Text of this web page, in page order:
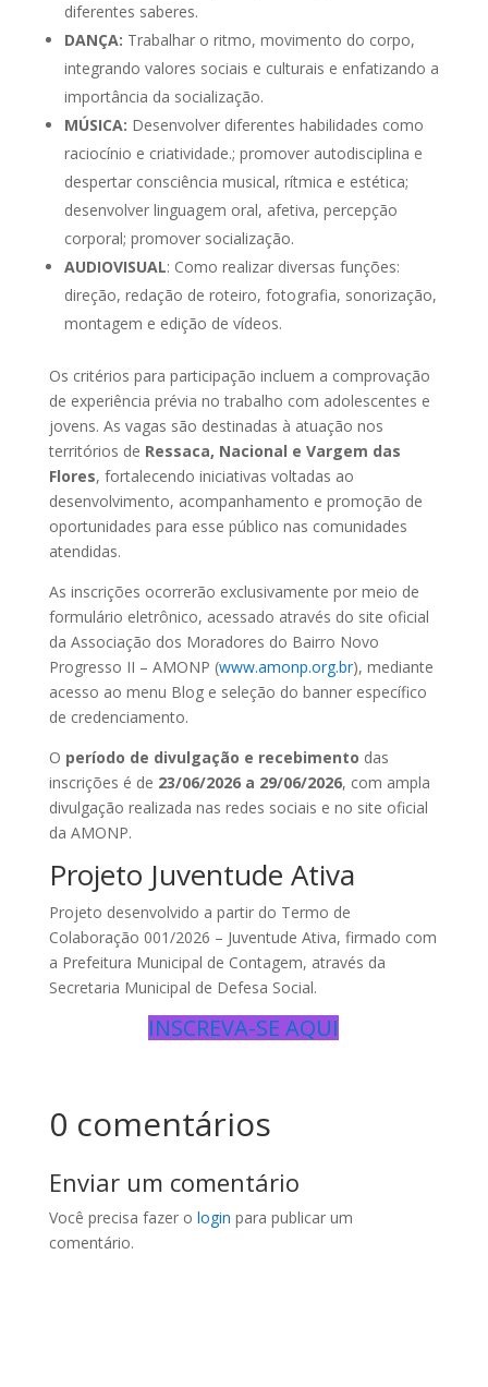
diferentes saberes.
DANÇA: Trabalhar o ritmo, movimento do corpo,
integrando valores sociais e culturais e enfatizando a
importância da socialização.
MÚSICA: Desenvolver diferentes habilidades como
raciocínio e criatividade.; promover autodisciplina e
despertar consciência musical, rítmica e estética;
desenvolver linguagem oral, afetiva, percepção
corporal; promover socialização.
AUDIOVISUAL: Como realizar diversas funções:
direção, redação de roteiro, fotografia, sonorização,
montagem e edição de vídeos.
Os critérios para participação incluem a comprovação
de experiência prévia no trabalho com adolescentes e
jovens. As vagas são destinadas à atuação nos
territórios de Ressaca, Nacional e Vargem das
Flores, fortalecendo iniciativas voltadas ao
desenvolvimento, acompanhamento e promoção de
oportunidades para esse público nas comunidades
atendidas.
As inscrições ocorrerão exclusivamente por meio de
formulário eletrônico, acessado através do site oficial
da Associação dos Moradores do Bairro Novo
Progresso II – AMONP (www.amonp.org.br), mediante
acesso ao menu Blog e seleção do banner específico
de credenciamento.
O período de divulgação e recebimento das
inscrições é de 23/06/2026 a 29/06/2026, com ampla
divulgação realizada nas redes sociais e no site oficial
da AMONP.
Projeto Juventude Ativa
Projeto desenvolvido a partir do Termo de
Colaboração 001/2026 – Juventude Ativa, firmado com
a Prefeitura Municipal de Contagem, através da
Secretaria Municipal de Defesa Social.
INSCREVA-SE AQUI
0 comentários
Enviar um comentário
Você precisa fazer o login para publicar um
comentário.